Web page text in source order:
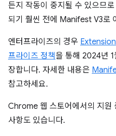
든지 작동이 중지될 수 있으므
되기 훨씬 전에 Manifest V3로
엔터프라이즈의 경우
프라이즈 정책을 통해 2024년
장합니다. 자세한 내용은
참고하세요.
Chrome 웹 스토어에서의 지원
사항도 있습니다.